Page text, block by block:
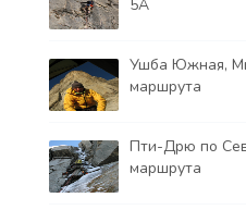
5А
Ушба Южная,
маршрута
Пти-Дрю по
маршрута